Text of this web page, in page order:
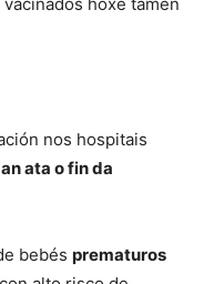
nos hospitais
ata o fin da
bebés prematuros